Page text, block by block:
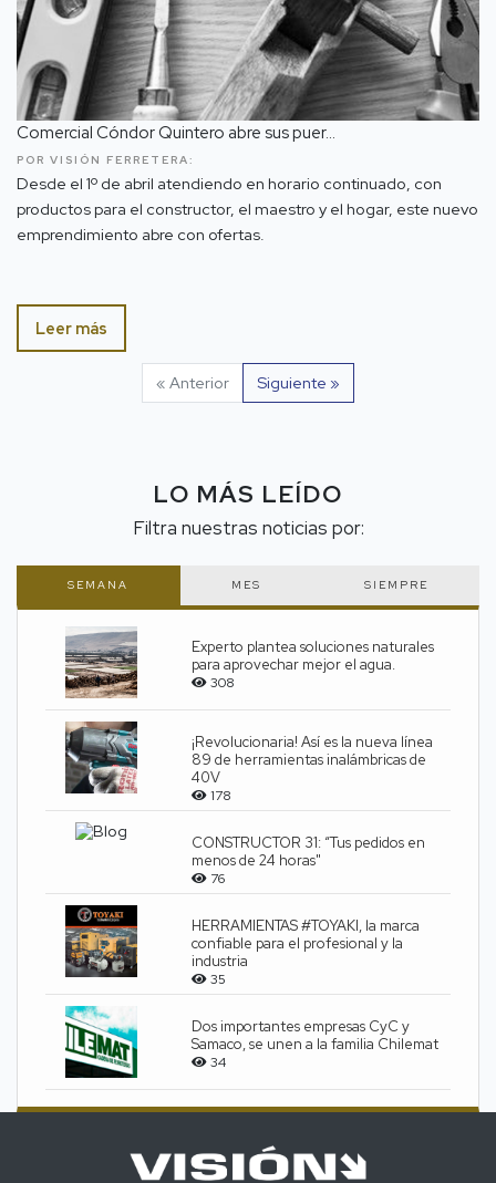
Comercial Cóndor Quintero abre sus puer...
POR VISIÓN FERRETERA:
Desde el 1º de abril atendiendo en horario continuado, con
productos para el constructor, el maestro y el hogar, este nuevo
emprendimiento abre con ofertas.
Leer más
« Anterior Siguiente »
LO MÁS LEÍDO
Filtra nuestras noticias por:
SEMANA MES SIEMPRE
Experto plantea soluciones naturales
para aprovechar mejor el agua.
308
¡Revolucionaria! Así es la nueva línea
89 de herramientas inalámbricas de
40V
178
CONSTRUCTOR 31: “Tus pedidos en
menos de 24 horas"
76
HERRAMIENTAS #TOYAKI, la marca
confiable para el profesional y la
industria
35
Dos importantes empresas CyC y
Samaco, se unen a la familia Chilemat
34